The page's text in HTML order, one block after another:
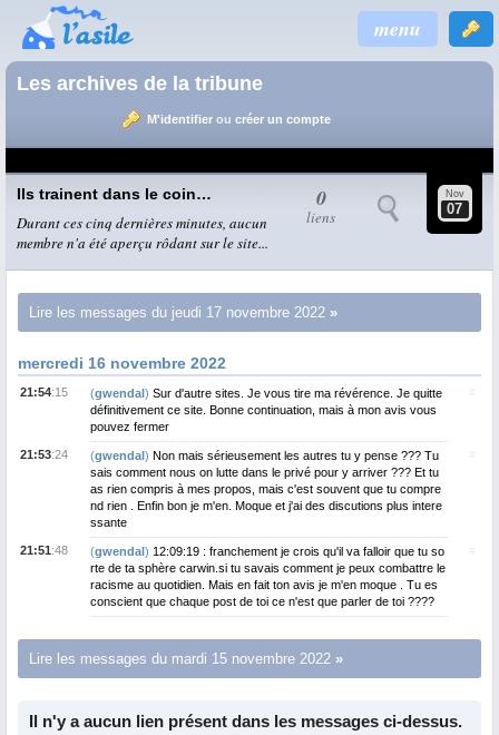
menu
Les archives de la tribune
M'identifierou créer un compte
Nov
07
0
liens
Ils trainent dans le coin…
Durant ces cinq dernières minutes, aucun
membre n'a été aperçu rôdant sur le site...
Lire les messages du jeudi 17 novembre 2022
mercredi 16 novembre 2022
21:54:15 (gwendal) Sur d'autre sites. Je vous tire ma révérence. Je quitte
définitivement ce site. Bonne continuation, mais à mon avis vous
pouvez fermer
21:53:24 (gwendal) Non mais sérieusement les autres tu y pense ??? Tu
sais comment nous on lutte dans le privé pour y arriver ??? Et tu
as rien compris à mes propos, mais c'est souvent que tu compre
nd rien . Enfin bon je m'en. Moque et j'ai des discutions plus intere
ssante
21:51:48 (gwendal) 12:09:19 : franchement je crois qu'il va falloir que tu so
rte de ta sphère carwin.si tu savais comment je peux combattre le
racisme au quotidien. Mais en fait ton avis je m'en moque . Tu es
conscient que chaque post de toi ce n'est que parler de toi ????
Lire les messages du mardi 15 novembre 2022
Il n'y a aucun lien présent dans les messages ci-dessus.